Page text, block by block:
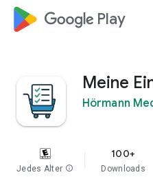
google_logo Play
Meine
Hörmann
Jedes Alter info
100+
Downloads